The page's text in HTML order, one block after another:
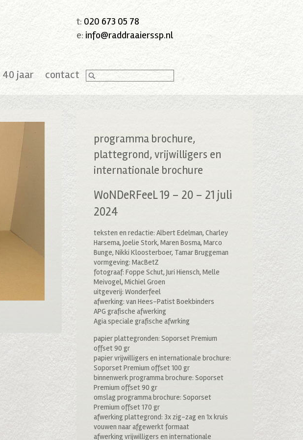
t: 020 673 05 78
e: info@raddraaierssp.nl
40 jaar contact
programma brochure,
plattegrond, vrijwilligers en
internationale brochure
WoNDeRFeeL 19 – 20 – 21 juli
2024
teksten en redactie: Albert Edelman, Charley
Harsema, Joelie Stork, Maren Bosma, Marco
Bunge, Nikki Kloosterboer, Tamar Bruggeman
vormgeving: MacBetZ
fotograaf: Foppe Schut, Juri Hiensch, Melle
Meivogel, Michiel Groen
uitgeverij: Wonderfeel
afwerking: van Hees-Patist Boekbinders
APG grafische afwerking
Agia speciale grafische afwrking
papier plattegronden: Soporset Premium
offset 90 gr
papier vrijwilligers en internationale brochure:
Soporset Premium offset 100 gr
binnenwerk programma brochure: Soporset
Premium offset 90 gr
omslag programma brochure: Soporset
Premium offset 170 gr
afwerking plattegrond: 3x zig-zag en 1x kruis
vouwen naar afgewerkt formaat
afwerking vrijwilligers en internationale